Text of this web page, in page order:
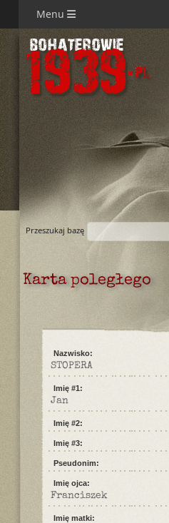
Menu
Przeszukaj bazę
Karta poległego
Nazwisko:
STOPERA
Imię #1:
Jan
Imię #2:
Imię #3:
Pseudonim:
Imię ojca:
Franciszek
Imię matki: